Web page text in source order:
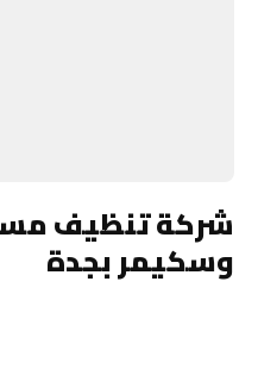
شركة تنظيف
وسكيمر بجدة